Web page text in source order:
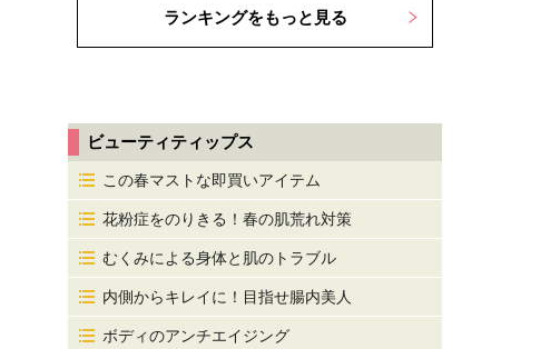
ランキングをもっと見る
ビューティティップス
この春マストな即買いアイテム
花粉症をのりきる！春の肌荒れ対策
むくみによる身体と肌のトラブル
内側からキレイに！目指せ腸内美人
ボディのアンチエイジング